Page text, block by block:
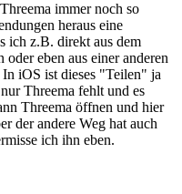
immer noch so
heraus eine
ich z.B. direkt aus dem
eben aus einer anderen
iOS ist dieses "Teilen" ja
Threema fehlt und es
Threema öffnen und hier
der andere Weg hat auch
ich ihn eben.